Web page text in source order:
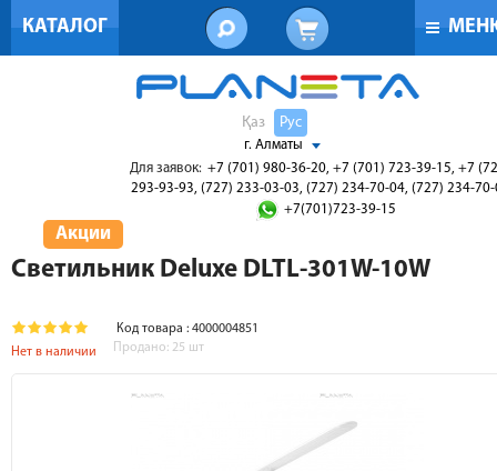
КАТАЛОГ
Қаз Рус
г. Алматы
Для заявок: +7 (701) 980-36-20, +7 (701) 723-39-15, +7
293-93-93, (727) 233-03-03, (727) 234-70-04, (727) 234-
+7(701)723-39-15
Акции
Светильник Deluxe DLTL-301W-10W
Код товара : 4000004851
Нет в наличии
Продано: 25 шт